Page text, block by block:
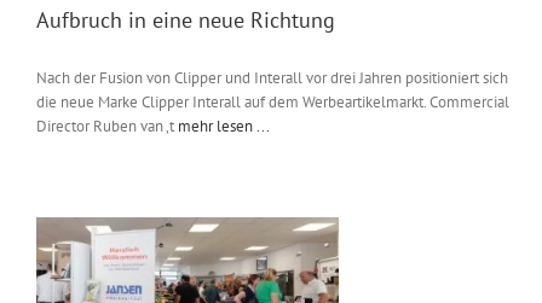
Aufbruch in eine neue Richtung
Nach der Fusion von Clipper und Interall vor drei Jahren positioniert sich
die neue Marke Clipper Interall auf dem Werbeartikelmarkt. Commercial
Director Ruben van ‚t mehr lesen ...